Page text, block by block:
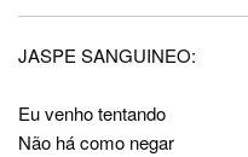
JASPE SANGUINEO:
Eu venho tentando
Não há como negar